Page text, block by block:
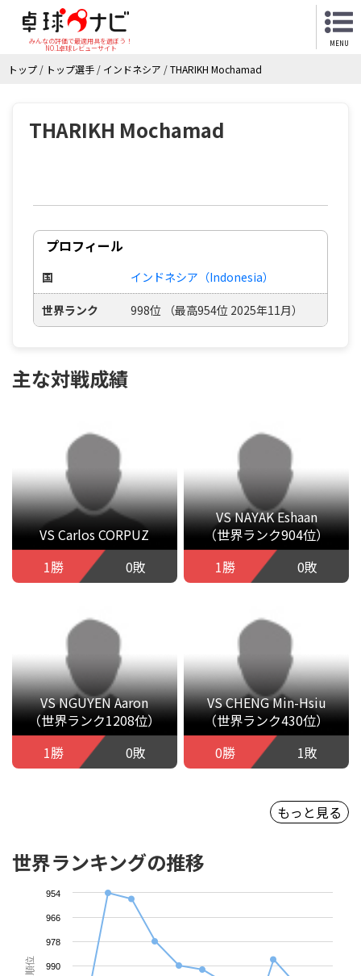
みんなの評価で最適用具を選ぼう！
NO.1卓球レビューサイト
MENU
トップ / トップ選手 / インドネシア /THARIKH Mochamad
THARIKH Mochamad
プロフィール
国 インドネシア（Indonesia）
世界ランク 998位 （最高954位 2025年11月）
主な対戦成績
VS Carlos CORPUZ
1勝
0敗
VS NAYAK Eshaan
（世界ランク904位）
1勝
0敗
VS NGUYEN Aaron
（世界ランク1208位）
1勝
0敗
VS CHENG Min-Hsiu
（世界ランク430位）
0勝
1敗
もっと見る
世界ランキングの推移
順位
954
966
978
990